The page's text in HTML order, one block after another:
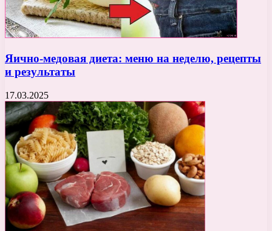
Яично-медовая диета: меню на неделю, рецепты
и результаты
17.03.2025